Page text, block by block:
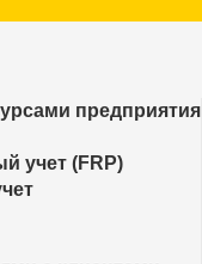
предприятия
учет (FRP)